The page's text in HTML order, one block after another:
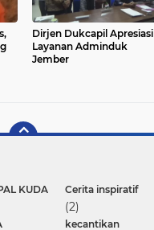
Dirjen Dukcapil Apresiasi
Layanan Adminduk
Jember
KUDA Cerita inspiratif
(2)
kecantikan